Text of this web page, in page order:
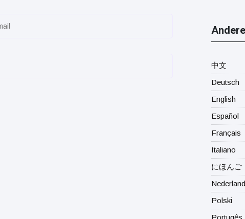
中文
Deutsch
English
Español
Français
Italiano
にほんご
Polski
Portugês